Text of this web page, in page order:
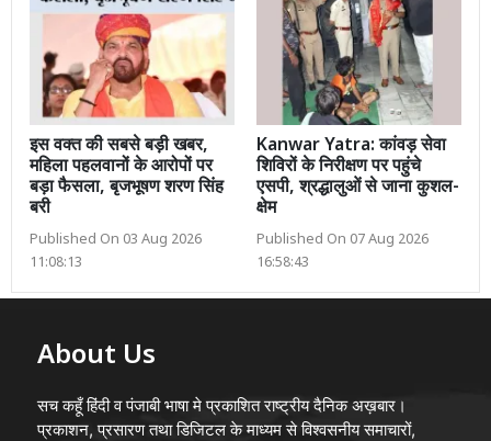
इस वक्त की सबसे बड़ी खबर,
महिला पहलवानों के आरोपों पर
बड़ा फैसला, बृजभूषण शरण सिंह
बरी
Published On 03 Aug 2026
11:08:13
Kanwar Yatra: कांवड़ सेवा
शिविरों के निरीक्षण पर पहुंचे
एसपी, श्रद्धालुओं से जाना कुशल-
क्षेम
Published On 07 Aug 2026
16:58:43
About Us
सच कहूँ हिंदी व पंजाबी भाषा मे प्रकाशित राष्ट्रीय दैनिक अख़बार।
प्रकाशन, प्रसारण तथा डिजिटल के माध्यम से विश्वसनीय समाचारों,